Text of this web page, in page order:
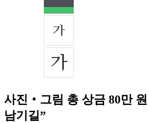
사진‧그림 총 상금 80만 원
남기길”